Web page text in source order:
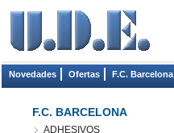
Novedades Ofertas F.C. Barcelona
F.C. BARCELONA
ADHESIVOS